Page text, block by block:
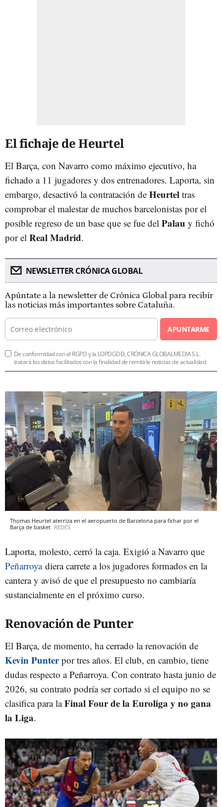
El fichaje de Heurtel
El Barça, con Navarro como máximo ejecutivo, ha
fichado a 11 jugadores y dos entrenadores. Laporta, sin
embargo, desactivó la contratación de Heurtel tras
comprobar el malestar de muchos barcelonistas por el
posible regreso de un base que se fue del Palau y fichó
por el Real Madrid.
NEWSLETTER CRÓNICA GLOBAL
Apúntate a la newsletter de Crónica Global para recibir
las noticias más importantes sobre Cataluña.
APUNTARME
De conformidad con el RGPD y la LOPDGDD, CRÓNICA GLOBALMEDIA S.L.
tratará los datos facilitados con la finalidad de remitirle noticias de actualidad.
Thomas Heurtel aterriza en el aeropuerto de Barcelona para fichar por el
Barça de basket REDES
Laporta, molesto, cerró la caja. Exigió a Navarro que
Peñarroyadiera carrete a los jugadores formados en la
cantera y avisó de que el presupuesto no cambiaría
sustancialmente en el próximo curso.
Renovación de Punter
El Barça, de momento, ha cerrado la renovación de
Kevin Punter por tres años. El club, en cambio, tiene
dudas respecto a Peñarroya. Con contrato hasta junio de
2026, su contrato podría ser cortado si el equipo no se
clasifica para laFinal Four de la Euroliga y no gana
la Liga.